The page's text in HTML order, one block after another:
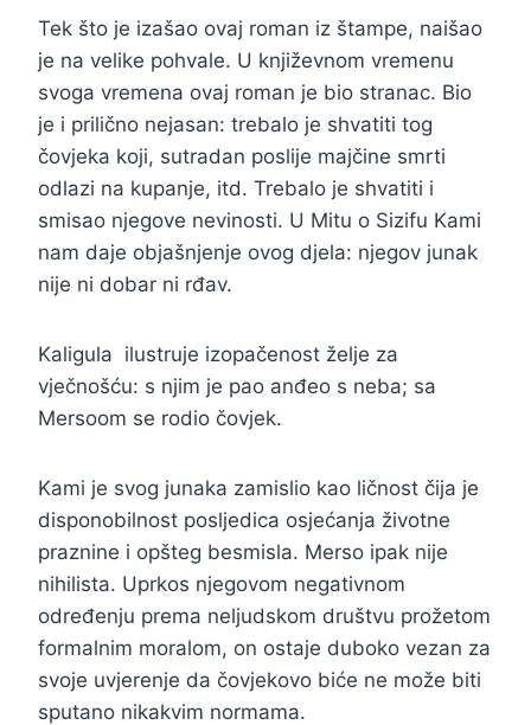
Tek što je izašao ovaj roman iz štampe, naišao
je na velike pohvale. U književnom vremenu
svoga vremena ovaj roman je bio stranac. Bio
je i prilično nejasan: trebalo je shvatiti tog
čovjeka koji, sutradan poslije majčine smrti
odlazi na kupanje, itd. Trebalo je shvatiti i
smisao njegove nevinosti. U Mitu o Sizifu Kami
nam daje objašnjenje ovog djela: njegov junak
nije ni dobar ni rđav.
Kaligula ilustruje izopačenost želje za
vječnošću: s njim je pao anđeo s neba; sa
Mersoom se rodio čovjek.
Kami je svog junaka zamislio kao ličnost čija je
disponobilnost posljedica osjećanja životne
praznine i opšteg besmisla. Merso ipak nije
nihilista. Uprkos njegovom negativnom
određenju prema neljudskom društvu prožetom
formalnim moralom, on ostaje duboko vezan za
svoje uvjerenje da čovjekovo biće ne može biti
sputano nikakvim normama.